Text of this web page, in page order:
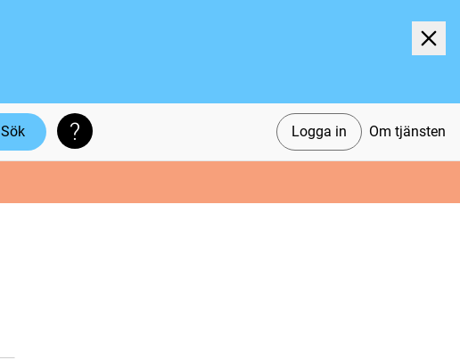
Logga in Om tjänsten
Sök Söktips